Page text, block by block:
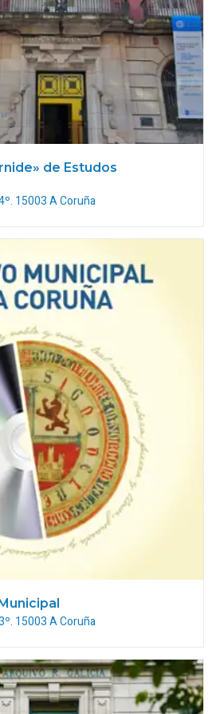
de Estudos
15003A Coruña
15003A Coruña